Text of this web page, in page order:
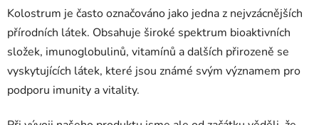
Kolostrum je často označováno jako jedna z nejvzácnějších
přírodních látek. Obsahuje široké spektrum bioaktivních
složek, imunoglobulinů, vitamínů a dalších přirozeně se
vyskytujících látek, které jsou známé svým významem pro
podporu imunity a vitality.